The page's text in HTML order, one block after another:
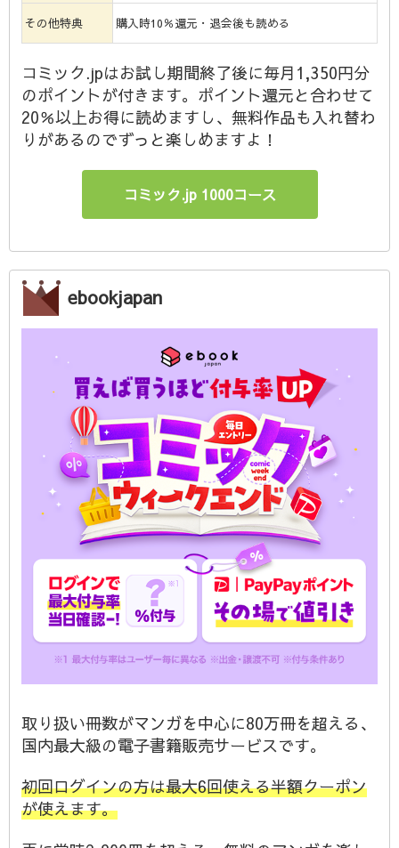
その他特典 購入時10％還元・退会後も読める
コミック.jpはお試し期間終了後に毎月1,350円分
のポイントが付きます。ポイント還元と合わせて
20％以上お得に読めますし、無料作品も入れ替わ
りがあるのでずっと楽しめますよ！
コミック.jp 1000コース
ebookjapan
取り扱い冊数がマンガを中心に80万冊を超える、
国内最大級の電子書籍販売サービスです。
初回ログインの方は最大6回使える半額クーポン
が使えます。